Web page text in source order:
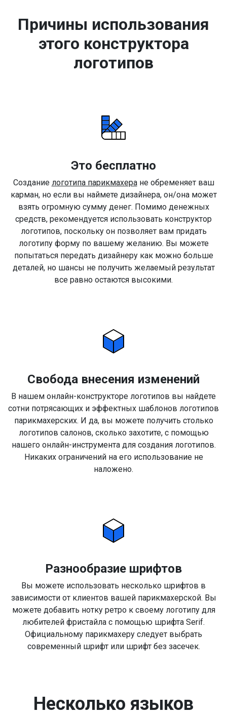
Причины использования
этого конструктора
логотипов
Это бесплатно
Создание логотипа парикмахеране обременяет ваш
карман, но если вы наймете дизайнера, он/она может
взять огромную сумму денег. Помимо денежных
средств, рекомендуется использовать конструктор
логотипов, поскольку он позволяет вам придать
логотипу форму по вашему желанию. Вы можете
попытаться передать дизайнеру как можно больше
деталей, но шансы не получить желаемый результат
все равно остаются высокими.
Свобода внесения изменений
В нашем онлайн-конструкторе логотипов вы найдете
сотни потрясающих и эффектных шаблонов логотипов
парикмахерских. И да, вы можете получить столько
логотипов салонов, сколько захотите, с помощью
нашего онлайн-инструмента для создания логотипов.
Никаких ограничений на его использование не
наложено.
Разнообразие шрифтов
Вы можете использовать несколько шрифтов в
зависимости от клиентов вашей парикмахерской. Вы
можете добавить нотку ретро к своему логотипу для
любителей фристайла с помощью шрифта Serif.
Официальному парикмахеру следует выбрать
современный шрифт или шрифт без засечек.
Несколько языков